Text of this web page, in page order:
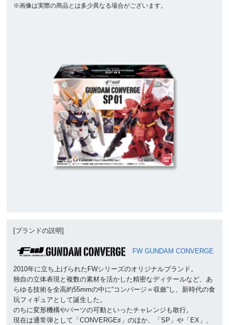
※画像は実際の商品とは多少異なる場合がございます。
[ブランドの説明]
FW GUNDAM CONVERGE
2010年に立ち上げられたFWシリーズのオリジナルブランド。
独自の立体表現と複数の素材を活かした精密なディテールなど、あ
らゆる技術を全高約55mmの中に“コンバージ＝収斂”し、新時代の食
玩フィギュアとして誕生した。
のちに変形機構やパーツの可動といったチャレンジも敢行。
現在は通常弾として「CONVERGE♯」のほか、「SP」や「EX」、